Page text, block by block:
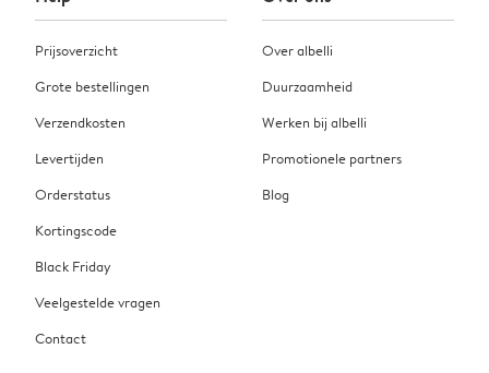
Prijsoverzicht
Grote bestellingen
Verzendkosten
Levertijden
Orderstatus
Kortingscode
Black Friday
Veelgestelde vragen
Contact
Over albelli
Duurzaamheid
Werken bij albelli
Promotionele partners
Blog